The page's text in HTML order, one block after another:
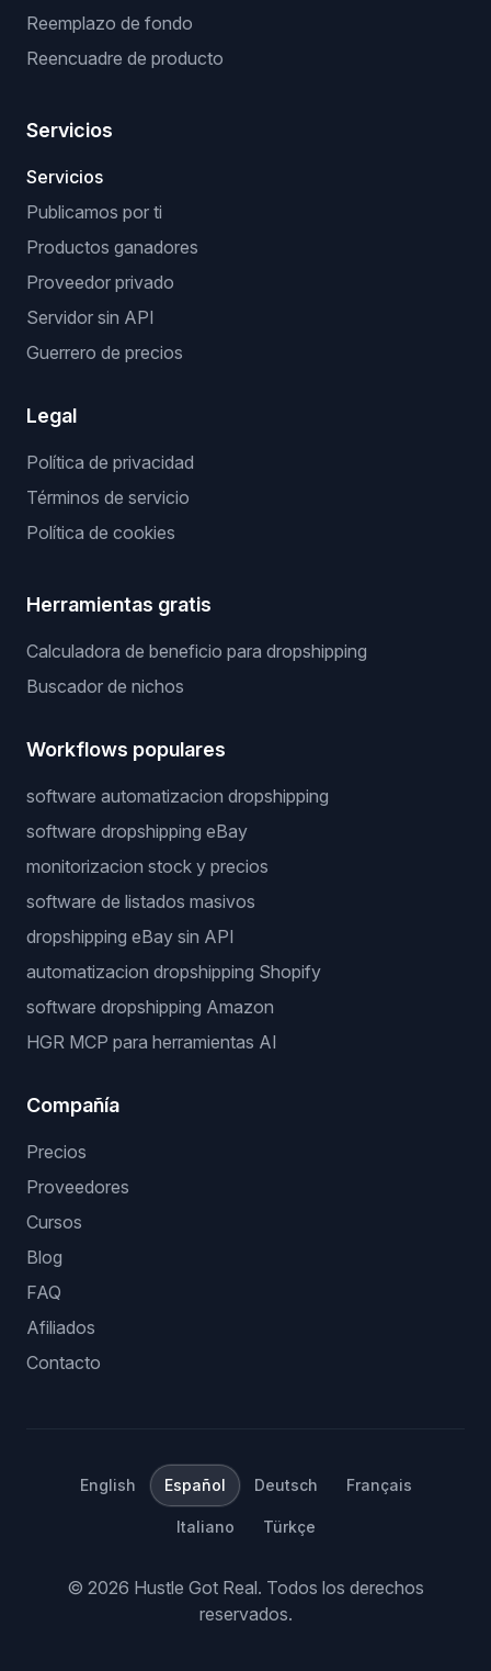
Reemplazo de fondo
Reencuadre de producto
Servicios
Servicios
Publicamos por ti
Productos ganadores
Proveedor privado
Servidor sin API
Guerrero de precios
Legal
Política de privacidad
Términos de servicio
Política de cookies
Herramientas gratis
Calculadora de beneficio para dropshipping
Buscador de nichos
Workflows populares
software automatizacion dropshipping
software dropshipping eBay
monitorizacion stock y precios
software de listados masivos
dropshipping eBay sin API
automatizacion dropshipping Shopify
software dropshipping Amazon
HGR MCP para herramientas AI
Compañía
Precios
Proveedores
Cursos
Blog
FAQ
Afiliados
Contacto
English Español Deutsch Français
Italiano Türkçe
© 2026 Hustle Got Real. Todos los derechos
reservados.